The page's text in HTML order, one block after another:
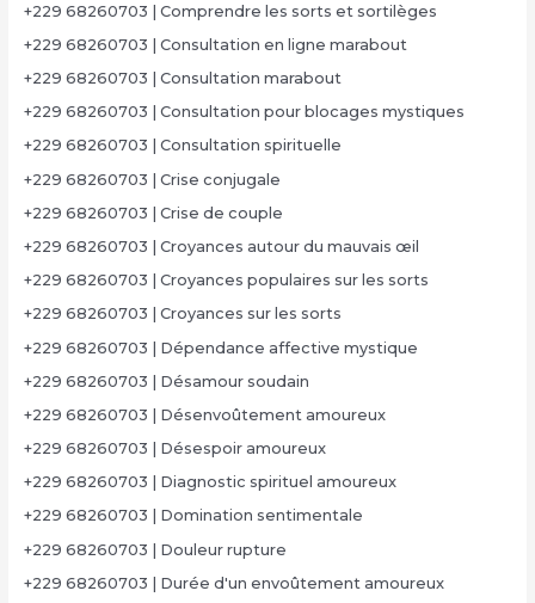
+229 68260703 | Comprendre les sorts et sortilèges
+229 68260703 | Consultation en ligne marabout
+229 68260703 | Consultation marabout
+229 68260703 | Consultation pour blocages mystiques
+229 68260703 | Consultation spirituelle
+229 68260703 | Crise conjugale
+229 68260703 | Crise de couple
+229 68260703 | Croyances autour du mauvais œil
+229 68260703 | Croyances populaires sur les sorts
+229 68260703 | Croyances sur les sorts
+229 68260703 | Dépendance affective mystique
+229 68260703 | Désamour soudain
+229 68260703 | Désenvoûtement amoureux
+229 68260703 | Désespoir amoureux
+229 68260703 | Diagnostic spirituel amoureux
+229 68260703 | Domination sentimentale
+229 68260703 | Douleur rupture
+229 68260703 | Durée d'un envoûtement amoureux